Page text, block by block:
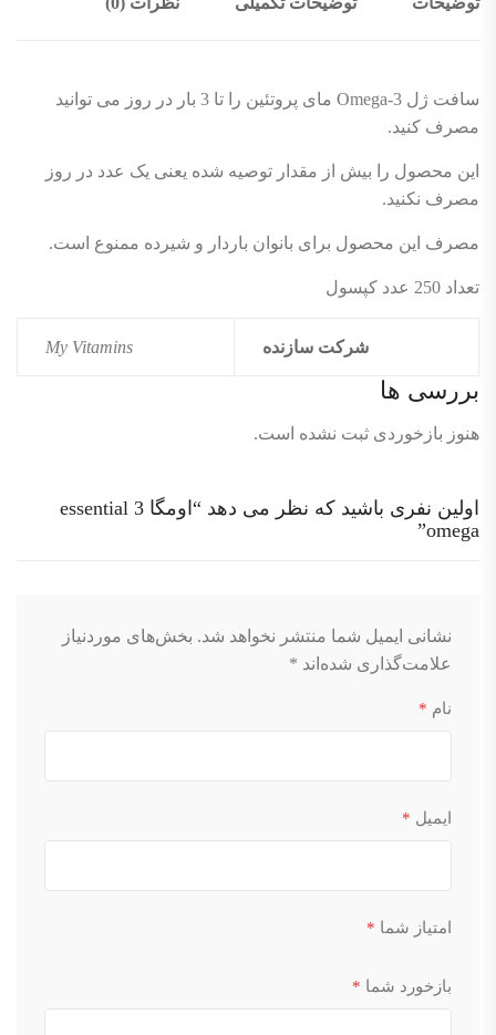
سافت ژل Omega-3 مای پروتئین را تا 3 بار در روز می توانید
مصرف کنید.
این محصول را بیش از مقدار توصیه شده یعنی یک عدد در روز
مصرف نکنید.
مصرف این محصول برای بانوان باردار و شیرده ممنوع است.
تعداد 250 عدد کپسول
شرکت سازنده My Vitamins
بررسی ها
هنوز بازخوردی ثبت نشده است.
اولین نفری باشید که نظر می دهد “اومگا 3 essential
omega”
نشانی ایمیل شما منتشر نخواهد شد. بخش‌های موردنیاز
علامت‌گذاری شده‌اند *
نام *
ایمیل *
امتیاز شما *
بازخورد شما *